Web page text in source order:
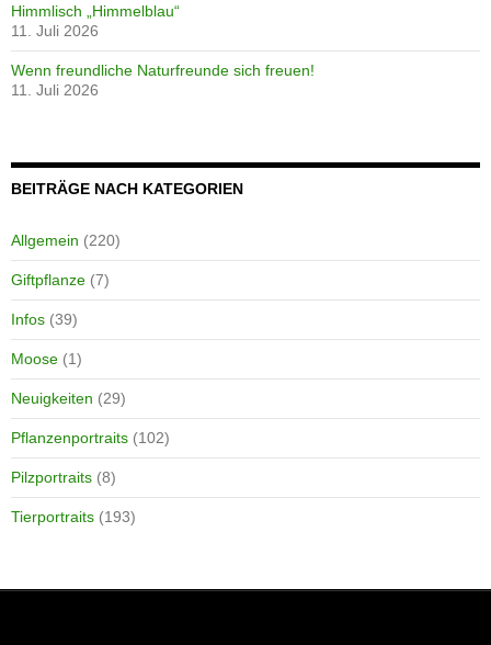
Himmlisch „Himmelblau“
11. Juli 2026
Wenn freundliche Naturfreunde sich freuen!
11. Juli 2026
BEITRÄGE NACH KATEGORIEN
Allgemein (220)
Giftpflanze (7)
Infos (39)
Moose (1)
Neuigkeiten (29)
Pflanzenportraits (102)
Pilzportraits (8)
Tierportraits (193)